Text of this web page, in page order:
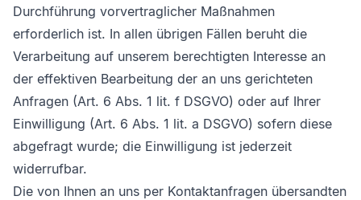
Durchführung vorvertraglicher Maßnahmen
erforderlich ist. In allen übrigen Fällen beruht die
Verarbeitung auf unserem berechtigten Interesse an
der effektiven Bearbeitung der an uns gerichteten
Anfragen (Art. 6 Abs. 1 lit. f DSGVO) oder auf Ihrer
Einwilligung (Art. 6 Abs. 1 lit. a DSGVO) sofern diese
abgefragt wurde; die Einwilligung ist jederzeit
widerrufbar.
Die von Ihnen an uns per Kontaktanfragen übersandten